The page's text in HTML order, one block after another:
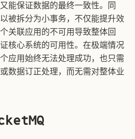
能保证数据的最终一致性。同
被拆分为小事务，不仅能提升效
关联应用的不可用导致整体回
核心系统的可用性。在极端情况
应用始终无法处理成功，也只需
数据订正处理，而无需对整体业